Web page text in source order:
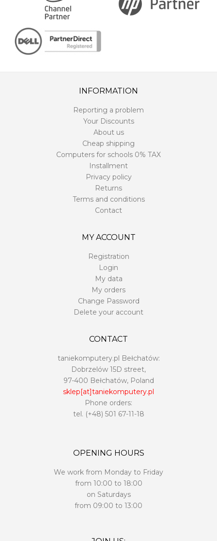
INFORMATION
Reporting a problem
Your Discounts
About us
Cheap shipping
Computers for schools 0% TAX
Installment
Privacy policy
Returns
Terms and conditions
Contact
MY ACCOUNT
Registration
Login
My data
My orders
Change Password
Delete your account
CONTACT
taniekomputery.pl Bełchatów:
Dobrzelów 15D street,
97-400 Bełchatów, Poland
sklep[at]taniekomputery.pl
Phone orders:
tel. (+48) 501 67-11-18
OPENING HOURS
We work from Monday to Friday
from 10:00 to 18:00
on Saturdays
from 09:00 to 13:00